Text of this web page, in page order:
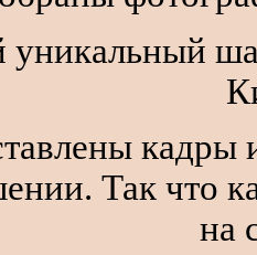
уникальный
кадры
Так что
на